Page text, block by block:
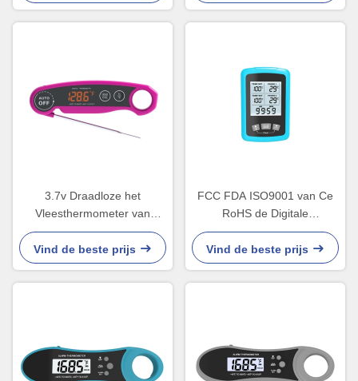
3.7v Draadloze het
Vleesthermometer van
batterijwifi Waterdicht met
LEIDENE Vertoning
Vind de beste prijs
FCC FDA ISO9001 van Ce
RoHS de Digitale
Thermometer van het
BARBECUEvlees met
achterhouder
Vind de beste prijs